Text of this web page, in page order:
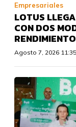
Empresariales
LOTUS
CON DOS
RENDIMIENTO
Agosto 7, 2026 11:35